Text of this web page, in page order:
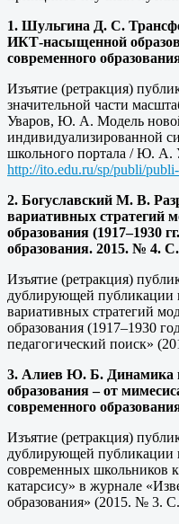
1. Шульгина Д. С.
ИКТ-насыщенной
современного
Изъятие (ретракция)
значительной части
Уваров, Ю. А. Модель
индивидуализированной
школьного портала / Ю. А.
http://ito.edu.ru/sp/publi/
2. Богуславский М. В.
вариативных стратегий
образования (1917–1930
образования. 2015. № 4.
Изъятие (ретракция)
дублирующей публикации
вариативных стратегий
образования (1917–1930
педагогический поиск»
3. Алиев Ю. Б. Динамика
образования – от
современного
Изъятие (ретракция)
дублирующей публикации
современных школьников
катарсису» в журнале
образования» (2015. № 3.